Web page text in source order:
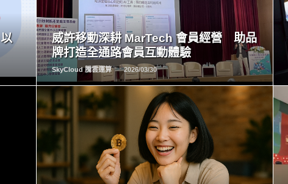
威許移動深耕 MarTech 會員經營 助品
牌打造全通路會員互動體驗
SkyCloud 騰雲運算 2026/03/30
MORE
READ
MORE